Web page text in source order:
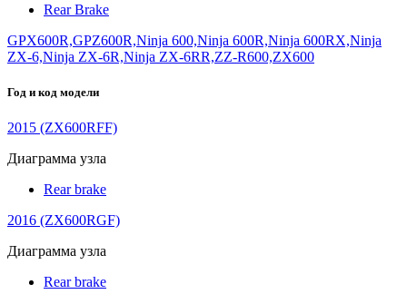
Rear Brake
GPX600R,GPZ600R,Ninja 600,Ninja 600R,Ninja 600RX,Ninja
ZX-6,Ninja ZX-6R,Ninja ZX-6RR,ZZ-R600,ZX600
Год и код модели
2015 (ZX600RFF)
Диаграмма узла
Rear brake
2016 (ZX600RGF)
Диаграмма узла
Rear brake